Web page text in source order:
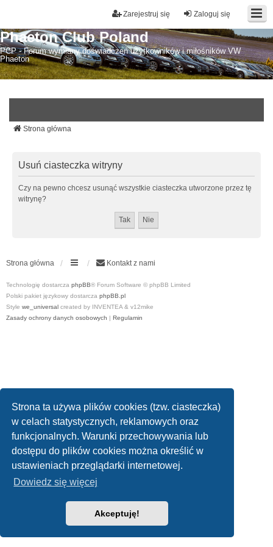
Strona ta używa plików cookies (tzw. ciasteczka)
w celach statystycznych, reklamowych oraz
funkcjonalnych. Warunki przechowywania lub
dostępu do plików cookies można określić w
ustawieniach przeglądarki internetowej.
Dowiedz się więcej
Akceptuję!
Zaloguj się
Zarejestruj się
Phaeton Club Poland
PCP - Forum wymiany doświadczeń użytkowników i miłośników VW
Phaeton
Strona główna
Usuń ciasteczka witryny
Czy na pewno chcesz usunąć wszystkie ciasteczka utworzone przez tę
witrynę?
Strona główna Kontakt z nami
Technologię dostarcza phpBB® Forum Software © phpBB Limited
Polski pakiet językowy dostarcza phpBB.pl
Style we_universal created by INVENTEA & v12mike
Zasady ochrony danych osobowych | Regulamin